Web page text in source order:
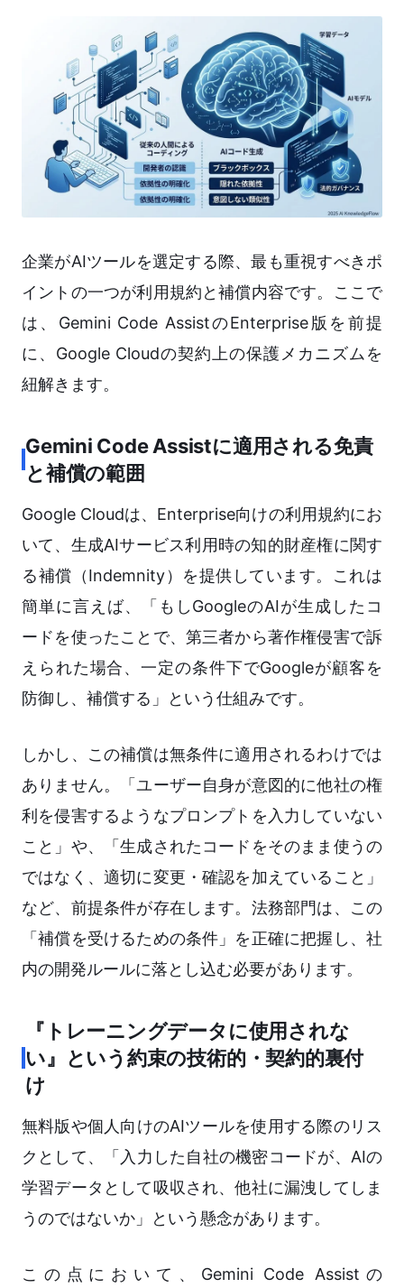
企業がAIツールを選定する際、最も重視すべきポ
イントの一つが利用規約と補償内容です。ここで
は、Gemini Code AssistのEnterprise版を前提
に、Google Cloudの契約上の保護メカニズムを
紐解きます。
Gemini Code Assistに適用される免責
と補償の範囲
Google Cloudは、Enterprise向けの利用規約にお
いて、生成AIサービス利用時の知的財産権に関す
る補償（Indemnity）を提供しています。これは
簡単に言えば、「もしGoogleのAIが生成したコ
ードを使ったことで、第三者から著作権侵害で訴
えられた場合、一定の条件下でGoogleが顧客を
防御し、補償する」という仕組みです。
しかし、この補償は無条件に適用されるわけでは
ありません。「ユーザー自身が意図的に他社の権
利を侵害するようなプロンプトを入力していない
こと」や、「生成されたコードをそのまま使うの
ではなく、適切に変更・確認を加えていること」
など、前提条件が存在します。法務部門は、この
「補償を受けるための条件」を正確に把握し、社
内の開発ルールに落とし込む必要があります。
『トレーニングデータに使用されな
い』という約束の技術的・契約的裏付
け
無料版や個人向けのAIツールを使用する際のリス
クとして、「入力した自社の機密コードが、AIの
学習データとして吸収され、他社に漏洩してしま
うのではないか」という懸念があります。
この点において、Gemini Code Assistの